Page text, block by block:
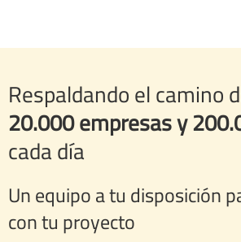
Respaldando el camino
20.000 empresas y
cada día
Un equipo a tu disposición
con tu proyecto